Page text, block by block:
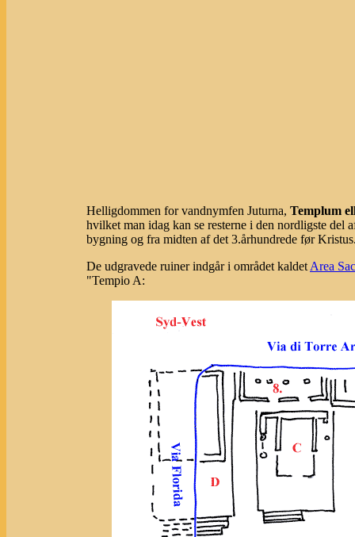
Helligdommen for vandnymfen Juturna, Templum
hvilket man idag kan se resterne i den nordligste del
bygning og fra midten af det 3.århundrede før
De udgravede ruiner indgår i området kaldet Area
"Tempio A: